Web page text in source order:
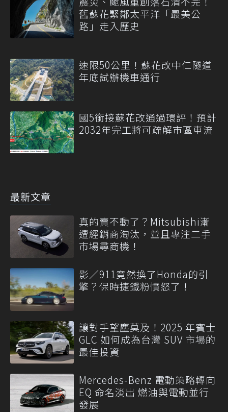
舊蘇花緊鄰太平洋「最美公
路」走入歷史
速限50公里！蘇花改中仁隧道
年底試辦機車通行
國5銜接蘇花改通過環評！預計
2032年完工將可疏解市區車流
最新文章
真的賣不動了？Mitsubishi漸
遭經銷商淘汰，並且專注二手
市場尋商機！
影／911竟然換了Honda的引
擎？保時捷鐵粉憤怒了！
讓對手望塵莫及！2025 年賓士
GLC 如何成為台灣 SUV 市場的
最佳投資
Mercedes-Benz 電動策略轉向
EQ 命名淡出 燃油與電動並行
發展